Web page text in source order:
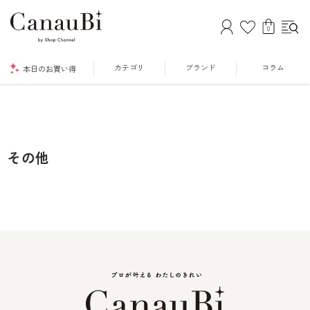
0
本日のお買い得 カテゴリ ブランド コラム
その他